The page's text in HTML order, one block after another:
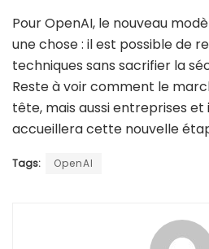
Pour OpenAI, le nouveau
une chose : il est possible de
techniques sans sacrifier la
Reste à voir comment le
tête, mais aussi entreprises et
accueillera cette nouvelle
Tags: OpenAI